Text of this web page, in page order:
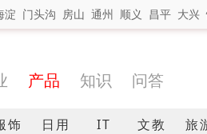
淀 门头沟 房山 通州 顺义 昌平 大兴
产品 知识 问答
饰 日用 IT 文教 旅